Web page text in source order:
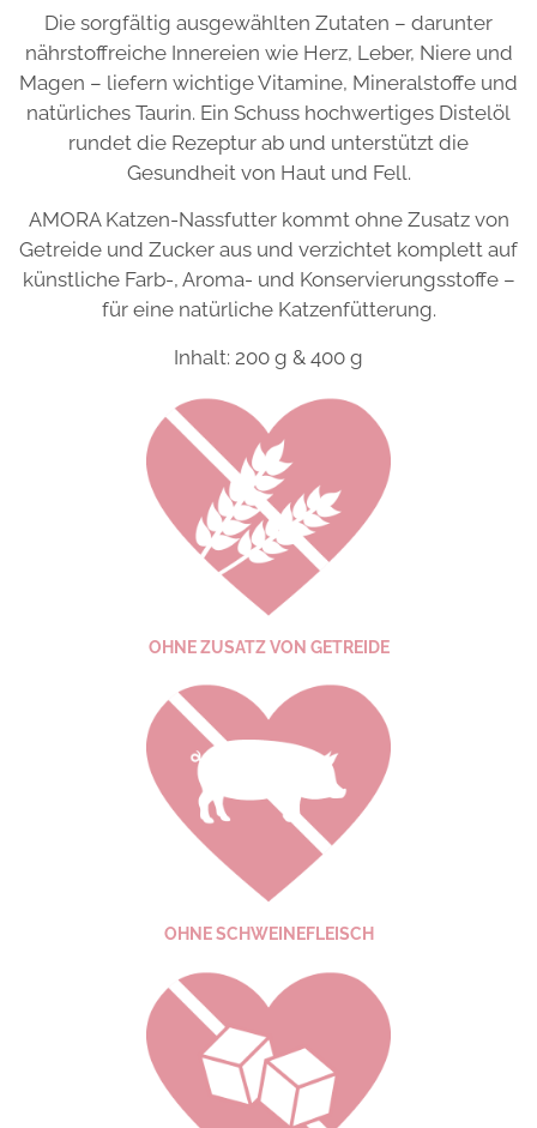
Die sorgfältig ausgewählten Zutaten – darunter
nährstoffreiche Innereien wie Herz, Leber, Niere und
Magen – liefern wichtige Vitamine, Mineralstoffe und
natürliches Taurin. Ein Schuss hochwertiges Distelöl
rundet die Rezeptur ab und unterstützt die
Gesundheit von Haut und Fell.
AMORA Katzen-Nassfutter kommt ohne Zusatz von
Getreide und Zucker aus und verzichtet komplett auf
künstliche Farb-, Aroma- und Konservierungsstoffe –
für eine natürliche Katzenfütterung.
Inhalt: 200 g & 400 g
OHNE ZUSATZ VON GETREIDE
OHNE SCHWEINE­FLEISCH